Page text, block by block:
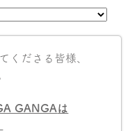
くださる皆様、
GANGAは